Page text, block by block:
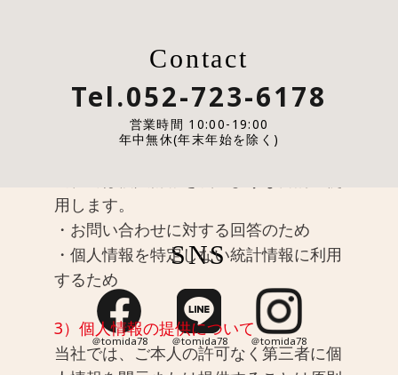
個人情報を利用する際は、当社が明示し
た利用目的の範囲内で利用いたします。
明示した目的の範囲外で利用する場合
は、ご本人様による事前の了解のもとに
用します。
・お問い合わせに対する回答のため
・個人情報を特定しない統計情報に利用
するため
3）個人情報の提供について
当社では、ご本人の許可なく第三者に個
Contact
Tel.052-723-6178
営業時間 10:00-19:00
年中無休(年末年始を除く)
SNS
＠tomida78 ＠tomida78 ＠tomida78